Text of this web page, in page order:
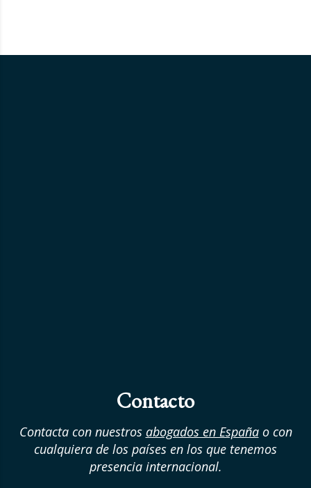
Contacto
Contacta con nuestros abogados en Españao con
cualquiera de los países en los que tenemos
presencia internacional.